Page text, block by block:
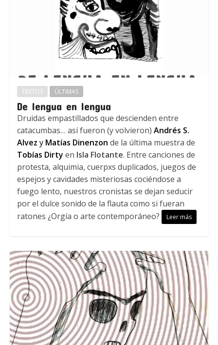
TEXTOS ÚLTIMAS
De lengua en lengua
Druidas empastillados que descienden entre
catacumbas… así fueron (y volvieron) Andrés S.
Alvez y Matías Dinenzon de la última muestra de
Tobías Dirty en Isla Flotante. Entre canciones de
protesta, alquimia, cuerpxs duplicados, juegos de
espejos y cavidades misteriosas cociéndose a
fuego lento, nuestros cronistas se dejan seducir
por el dulce sonido de la flauta como si fueran
ratones ¿Orgía o arte contemporáneo?
Leer más